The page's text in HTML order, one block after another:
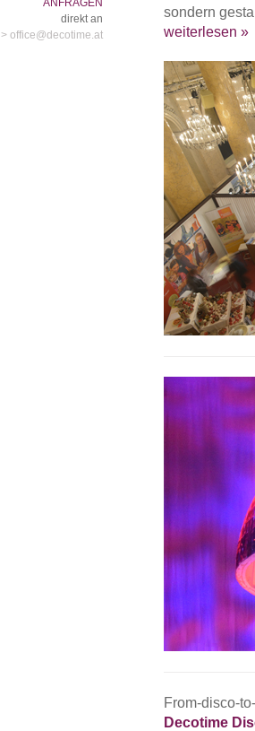
ANFRAGEN
direkt an
> office@decotime.at
sondern
weiterlesen »
From-disco-
Decotime